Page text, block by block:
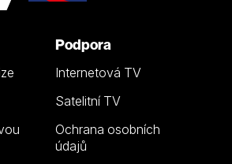
Podpora
Internetová TV
Satelitní TV
Ochrana osobních
údajů